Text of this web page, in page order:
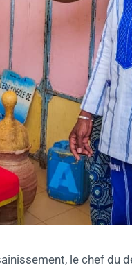
le chef du